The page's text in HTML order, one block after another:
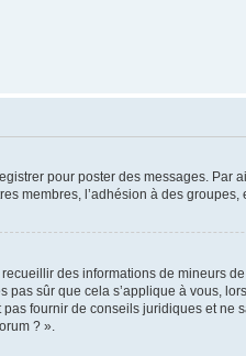
pour poster des messages.
membres, l’adhésion à des groupes,
des informations de mineurs
sûr que cela s’applique à vous,
fournir de conseils juridiques et ne
? ».